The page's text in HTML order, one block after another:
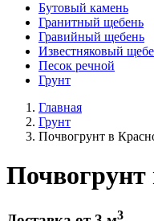
Бутовый камень
Гранитный щебень
Гравийный щебень
Известняковый
Песок речной
Грунт
Главная
Грунт
Почвогрунт в
Почвогрунт
3